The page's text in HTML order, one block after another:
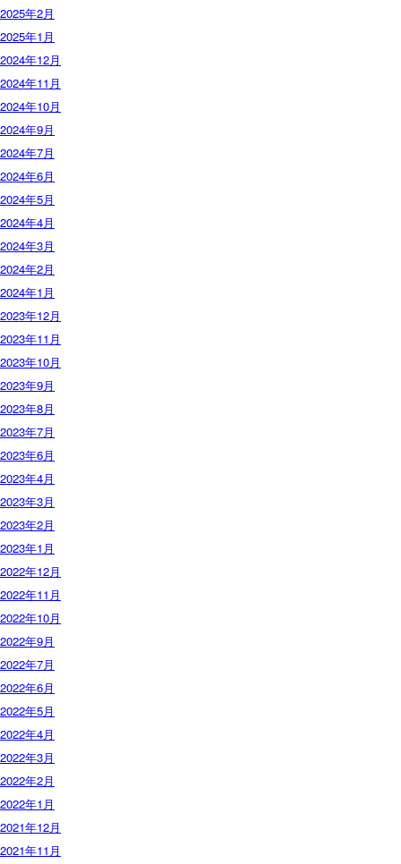
2025年2月
2025年1月
2024年12月
2024年11月
2024年10月
2024年9月
2024年7月
2024年6月
2024年5月
2024年4月
2024年3月
2024年2月
2024年1月
2023年12月
2023年11月
2023年10月
2023年9月
2023年8月
2023年7月
2023年6月
2023年4月
2023年3月
2023年2月
2023年1月
2022年12月
2022年11月
2022年10月
2022年9月
2022年7月
2022年6月
2022年5月
2022年4月
2022年3月
2022年2月
2022年1月
2021年12月
2021年11月